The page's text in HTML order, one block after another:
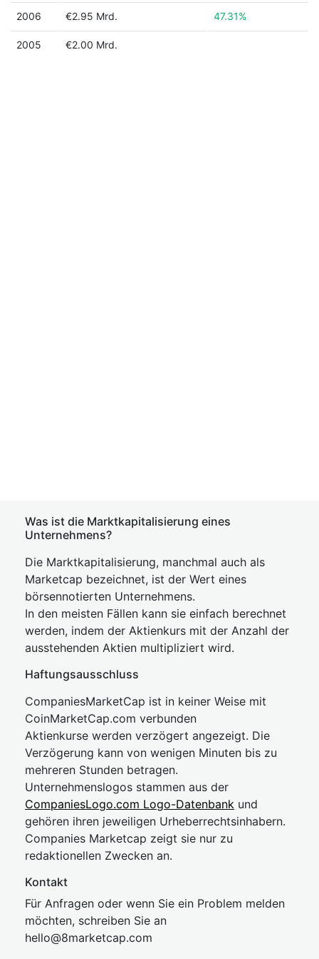
2006 €2.95 Mrd. 47.31%
2005 €2.00 Mrd.
Was ist die Marktkapitalisierung eines
Unternehmens?
Die Marktkapitalisierung, manchmal auch als
Marketcap bezeichnet, ist der Wert eines
börsennotierten Unternehmens.
In den meisten Fällen kann sie einfach berechnet
werden, indem der Aktienkurs mit der Anzahl der
ausstehenden Aktien multipliziert wird.
Haftungsausschluss
CompaniesMarketCap ist in keiner Weise mit
CoinMarketCap.com verbunden
Aktienkurse werden verzögert angezeigt. Die
Verzögerung kann von wenigen Minuten bis zu
mehreren Stunden betragen.
Unternehmenslogos stammen aus der
CompaniesLogo.com Logo-Datenbank und
gehören ihren jeweiligen Urheberrechtsinhabern.
Companies Marketcap zeigt sie nur zu
redaktionellen Zwecken an.
Kontakt
Für Anfragen oder wenn Sie ein Problem melden
möchten, schreiben Sie an
hello@8marketcap.com